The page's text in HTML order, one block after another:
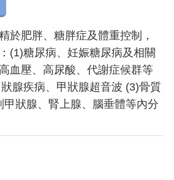
於肥胖、糖胖症及體重控制，
(1)糖尿病、妊娠糖尿病及相關
血壓、高尿酸、代謝症候群等
腺疾病、甲狀腺超音波 (3)骨質
甲狀腺、腎上腺、腦垂體等內分